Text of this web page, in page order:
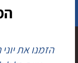
הזמנו את